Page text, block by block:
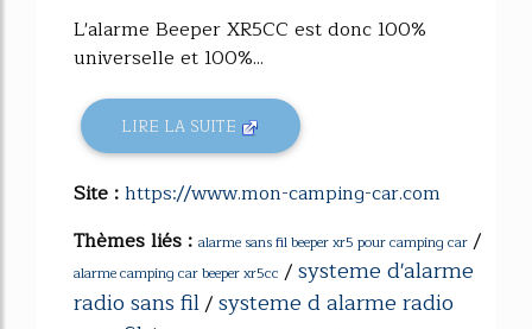
L'alarme Beeper XR5CC est donc 100%
universelle et 100%...
LIRE LA SUITE
Site :https://www.mon-camping-car.com
Thèmes liés : alarme sans fil beeper xr5 pour camping car /
alarme camping car beeper xr5cc /systeme d'alarme
radio sans fil/systeme d alarme radio